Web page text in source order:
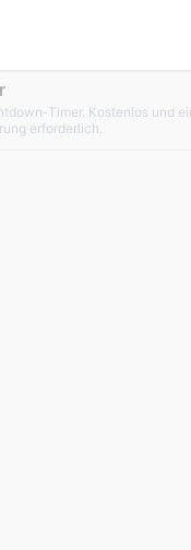
Timer. Kostenlos und
erforderlich.